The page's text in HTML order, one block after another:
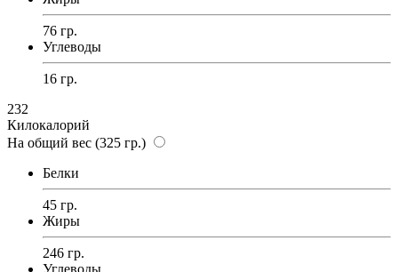
76 гр.
Углеводы
16 гр.
232
Килокалорий
На общий вес (325 гр.)
Белки
45 гр.
Жиры
246 гр.
Углеводы